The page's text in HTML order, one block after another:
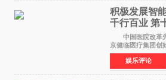
积极发展智
千行百业 第
京盛大召开
中国医院改革先
京健临医疗集团创
奖 2026年7月31
以重落地·真务实
工智能+&rsquo
娱乐评论